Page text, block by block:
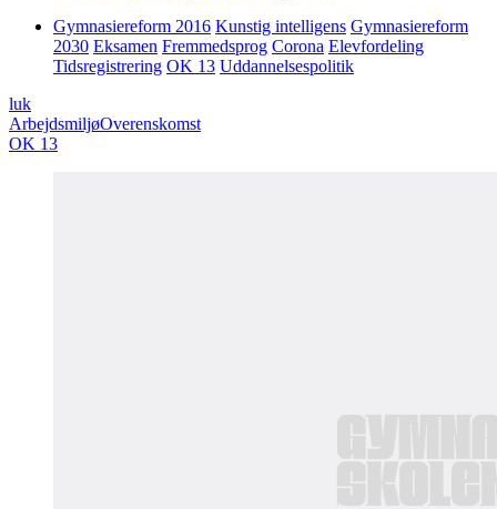
Gymnasiereform 2016 Kunstig intelligens Gymnasiereform
2030 Eksamen Fremmedsprog Corona Elevfordeling
Tidsregistrering OK 13 Uddannelsespolitik
luk
ArbejdsmiljøOverenskomst
OK 13